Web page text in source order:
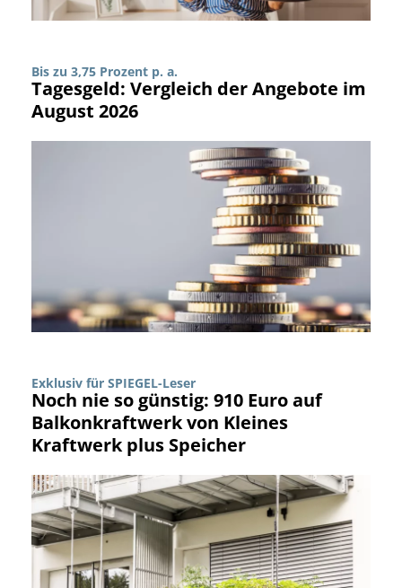
Bis zu 3,75 Prozent p. a.
Tagesgeld: Vergleich der Angebote im
August 2026
Exklusiv für SPIEGEL-Leser
Noch nie so günstig: 910 Euro auf
Balkonkraftwerk von Kleines
Kraftwerk plus Speicher